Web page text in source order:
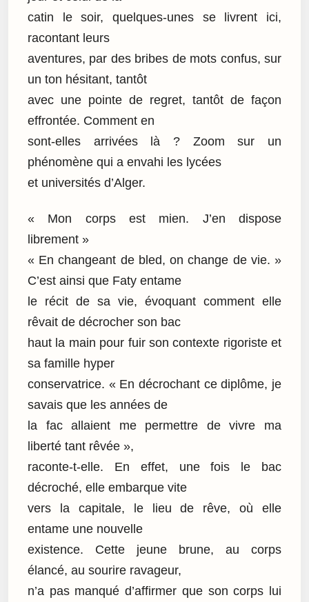
catin le soir, quelques-unes se livrent ici,
racontant leurs
aventures, par des bribes de mots confus, sur
un ton hésitant, tantôt
avec une pointe de regret, tantôt de façon
effrontée. Comment en
sont-elles arrivées là ? Zoom sur un
phénomène qui a envahi les lycées
et universités d’Alger.
« Mon corps est mien. J’en dispose
librement »
« En changeant de bled, on change de vie. »
C’est ainsi que Faty entame
le récit de sa vie, évoquant comment elle
rêvait de décrocher son bac
haut la main pour fuir son contexte rigoriste et
sa famille hyper
conservatrice. « En décrochant ce diplôme, je
savais que les années de
la fac allaient me permettre de vivre ma
liberté tant rêvée »,
raconte-t-elle. En effet, une fois le bac
décroché, elle embarque vite
vers la capitale, le lieu de rêve, où elle
entame une nouvelle
existence. Cette jeune brune, au corps
élancé, au sourire ravageur,
n’a pas manqué d’affirmer que son corps lui